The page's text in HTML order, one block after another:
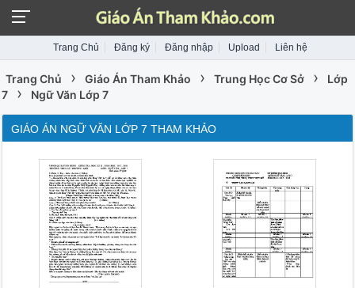
Trang Chủ Đăng ký Đăng nhập Upload Liên hệ
Trang Chủ › Giáo Án Tham Khảo › Trung Học Cơ Sở ›
Lớp
7
› Ngữ Văn Lớp 7
GIÁO ÁN NGỮ VĂN LỚP 7 THAM KHẢO